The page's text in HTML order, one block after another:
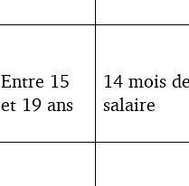
Entre 15
et 19 ans
14 mois
salaire